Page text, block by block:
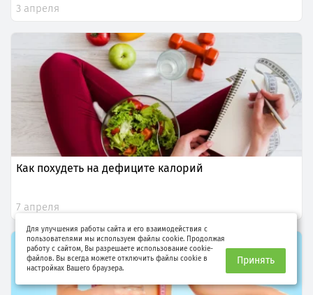
3 апреля
Как похудеть на дефиците калорий
7 апреля
Для улучшения работы сайта и его взаимодействия с
пользователями мы используем файлы cookie. Продолжая
работу с сайтом, Вы разрешаете использование cookie-
файлов. Вы всегда можете отключить файлы cookie в
настройках Вашего браузера.
Принять